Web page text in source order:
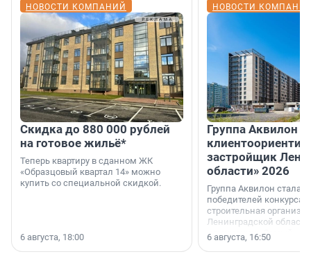
НОВОСТИ КОМПАНИЙ
Скидка до 880 000 рублей
на готовое жильё*
Теперь квартиру в сданном ЖК
«Образцовый квартал 14» можно
купить со специальной скидкой.
6 августа, 18:00
НОВОСТИ
Группа Аквилон
застройщик
области» 2026
Группа Аквилон стала
победителей конкурса
строительная
Ленинградской области
номинации «Самый
застройщик
6 августа, 16:50